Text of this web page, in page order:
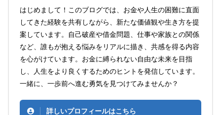
はじめまして！このブログでは、お金や人生の困難に直面
してきた経験を共有しながら、新たな価値観や生き方を提
案しています。自己破産や借金問題、仕事や家族との関係
など、誰もが抱える悩みをリアルに描き、共感を得る内容
を心がけています。お金に縛られない自由な未来を目指
し、人生をより良くするためのヒントを発信しています。
一緒に、一歩前へ進む勇気を見つけてみませんか？
詳しいプロフィールはこちら